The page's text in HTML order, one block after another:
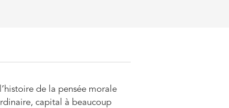
de la pensée morale
capital à beaucoup